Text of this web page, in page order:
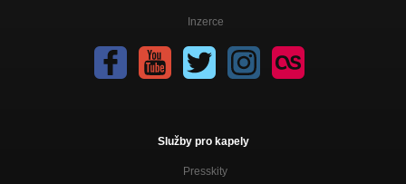
Inzerce
Služby pro kapely
Presskity